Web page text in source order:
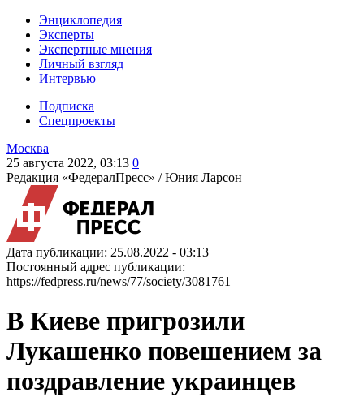
Энциклопедия
Эксперты
Экспертные мнения
Личный взгляд
Интервью
Подписка
Спецпроекты
Москва
25 августа 2022, 03:13 0
Редакция «ФедералПресс» /Юния Ларсон
Дата публикации: 25.08.2022 - 03:13
Постоянный адрес публикации:
https://fedpress.ru/news/77/society/3081761
В Киеве пригрозили
Лукашенко повешением за
поздравление украинцев